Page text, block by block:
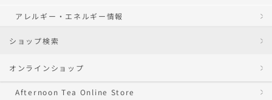
アレルギー・エネルギー情報
ショップ検索
オンラインショップ
Afternoon Tea Online Store